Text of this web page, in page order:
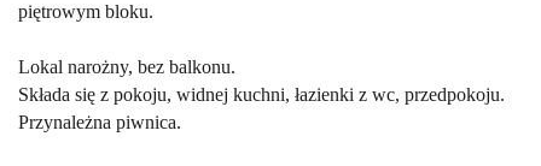
piętrowym bloku.
Lokal narożny, bez balkonu.
Składa się z pokoju, widnej kuchni, łazienki z wc, przedpokoju.
Przynależna piwnica.